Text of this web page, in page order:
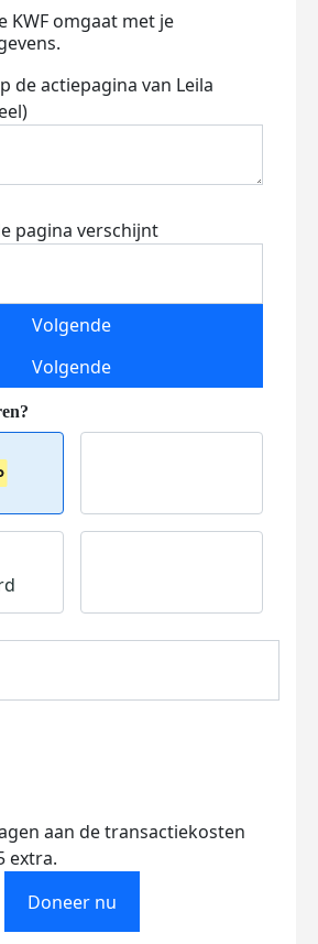
KWF omgaat met je
de actiepagina van Leila
pagina verschijnt
Volgende
Volgende
aan de transactiekosten
extra.
Doneer nu